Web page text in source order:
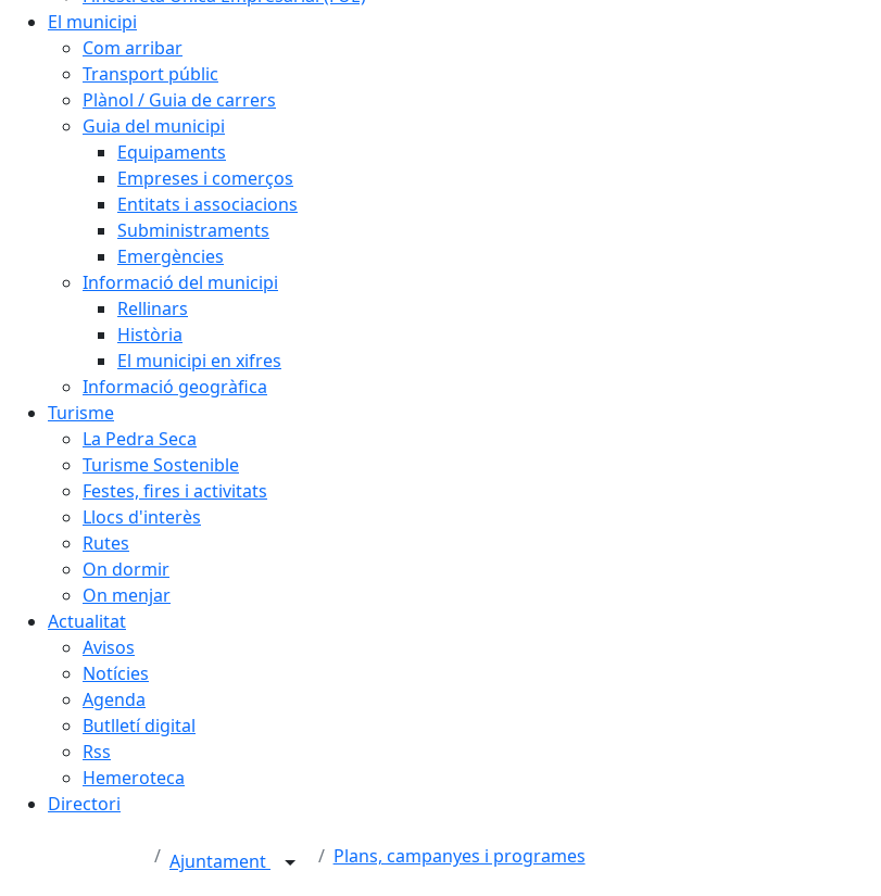
El municipi
Com arribar
Transport públic
Plànol / Guia de carrers
Guia del municipi
Equipaments
Empreses i comerços
Entitats i associacions
Subministraments
Emergències
Informació del municipi
Rellinars
Història
El municipi en xifres
Informació geogràfica
Turisme
La Pedra Seca
Turisme Sostenible
Festes, fires i activitats
Llocs d'interès
Rutes
On dormir
On menjar
Actualitat
Avisos
Notícies
Agenda
Butlletí digital
Rss
Hemeroteca
Directori
Ajuntament Plans, campanyes i programes